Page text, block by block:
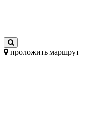
проложить маршрут